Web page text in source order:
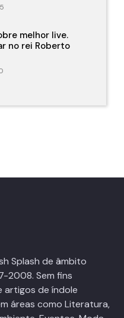
melhor live.
no rei Roberto
Splash de âmbito
2008. Sem fins
artigos de índole
áreas como Literatura,